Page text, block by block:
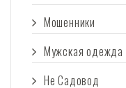
Мошенники
Мужская одежда
Не Садовод